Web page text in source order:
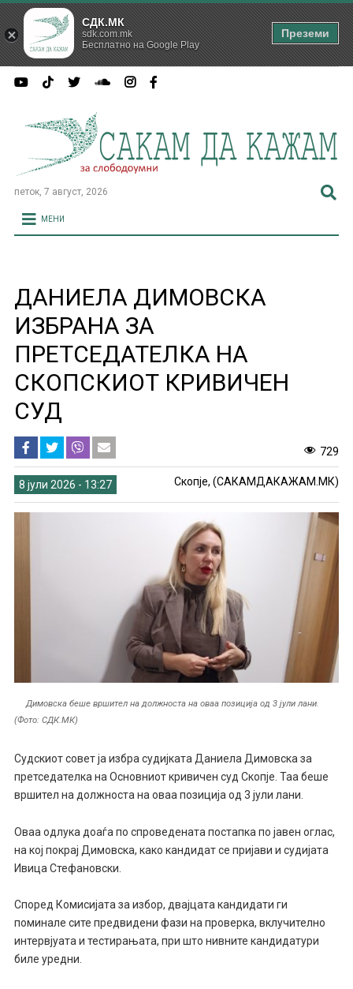
петок, 7 август, 2026
МЕНИ
ДАНИЕЛА ДИМОВСКА
ИЗБРАНА ЗА
ПРЕТСЕДАТЕЛКА НА
СКОПСКИОТ КРИВИЧЕН
СУД
729
8 јули 2026 - 13:27 Скопје, (САКАМДАКАЖАМ.МК)
Димовска беше вршител на должноста на оваа позиција од 3 јули лани.
(Фото: СДК.МК)
Судскиот совет ја избра судијката Даниела Димовска за
претседателка на Основниот кривичен суд Скопје. Таа беше
вршител на должноста на оваа позиција од 3 јули лани.
Оваа одлука доаѓа по спроведената постапка по јавен оглас,
на кој покрај Димовска, како кандидат се пријави и судијата
Ивица Стефановски.
Според Комисијата за избор, двајцата кандидати ги
поминале сите предвидени фази на проверка, вклучително
интервјуата и тестирањата, при што нивните кандидатури
биле уредни.
СДК.МК
sdk.com.mk
Бесплатно на Google Play
Преземи